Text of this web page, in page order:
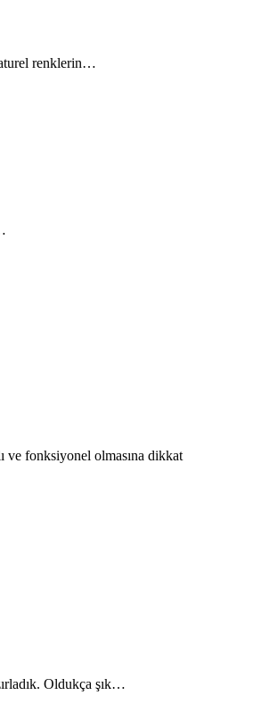
renklerin…
ve fonksiyonel olmasına dikkat
Oldukça şık…